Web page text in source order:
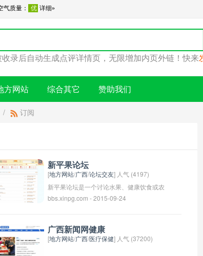
后自动生成点评详情页，无限增加内页外链！快来发布
方网站 综合其它 赞助我们
/ 订阅
新平果论坛
[地方网站/广西/论坛交友] 人气 (4197)
新平果论坛是一个讨论水果、健康饮食或农
业相关主题的论坛。用户可以在这个论坛上
议，以及农业种植技术等内容。通过这个论
坛，用户可以互相交流经验，获取有关水果
bbs.xinpg.com - 2015-09-24
广西新闻网健康
[地方网站/广西/医疗保健] 人气 (37200)